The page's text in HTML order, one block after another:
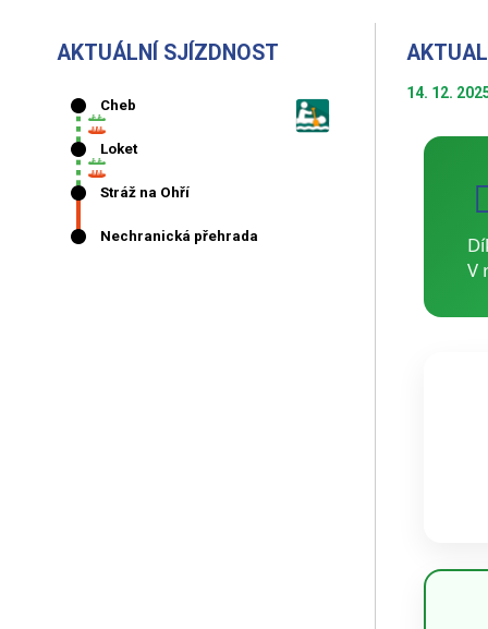
AKTUÁLNÍ SJÍZDNOST
14. 12.
V